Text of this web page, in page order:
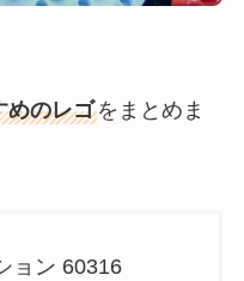
めのレゴをまとめま
ョン 60316